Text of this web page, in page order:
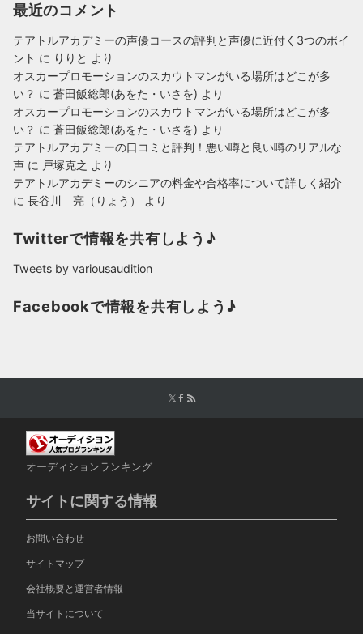
イ
最近のコメント
テアトルアカデミーの声優コースの評判と声優に近付く3つのポイ
ント に りりと より
オスカープロモーションのスカウトマンがいる場所はどこが多
い？ に 蒼田飯総郎(あをた・いさを) より
オスカープロモーションのスカウトマンがいる場所はどこが多
い？ に 蒼田飯総郎(あをた・いさを) より
テアトルアカデミーの口コミと評判！悪い噂と良い噂のリアルな
声 に 戸塚克之 より
テアトルアカデミーのシニアの料金や合格率について詳しく紹介
に 長谷川 亮（りょう） より
Twitterで情報を共有しよう♪
Tweets by variousaudition
Facebookで情報を共有しよう♪
オーディションランキング
サイトに関する情報
お問い合わせ
サイトマップ
会社概要と運営者情報
当サイトについて